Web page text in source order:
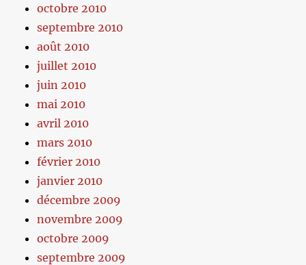
octobre 2010
septembre 2010
août 2010
juillet 2010
juin 2010
mai 2010
avril 2010
mars 2010
février 2010
janvier 2010
décembre 2009
novembre 2009
octobre 2009
septembre 2009